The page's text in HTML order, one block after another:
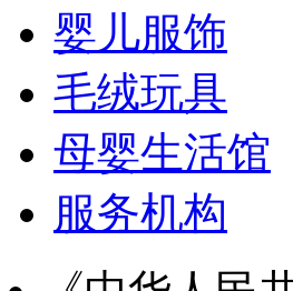
婴儿服饰
毛绒玩具
母婴生活馆
服务机构